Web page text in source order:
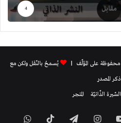
4
يُسمحُ بالنّقل ولكن مع
ذكر المصدر
السّيرة الذّاتيّة المتجر
‫YouTubeانستقرامتيلقرام ‫TikTokواتساب